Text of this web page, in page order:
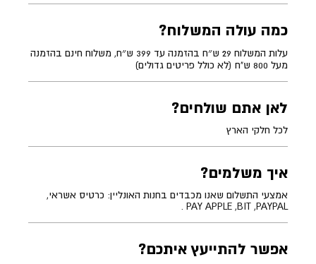
כמה עולה המשלוח?
עלות המשלוח 29 ש״ח בהזמנה עד 399 ש״ח, משלוח חינם בהזמנה
מעל 800 ש"ח (לא כולל פריטים גדולים)
לאן אתם שולחים?
לכל חלקי הארץ
איך משלמים?
אמצעי התשלום שאנו מכבדים בחנות האונליין: כרטיס אשראי,
PAY APPLE ,BIT ,PAYPAL .
אפשר להתייעץ איתכם?